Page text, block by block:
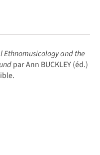
Ethnomusicology and the
par Ann BUCKLEY (éd.)